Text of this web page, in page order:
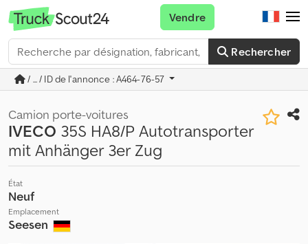
Rechercher
Vendre
/ ... / ID de l'annonce : A464-76-57
Camion porte-voitures
IVECO 35S HA8/P Autotransporter
mit Anhänger 3er Zug
État
Neuf
Emplacement
Seesen